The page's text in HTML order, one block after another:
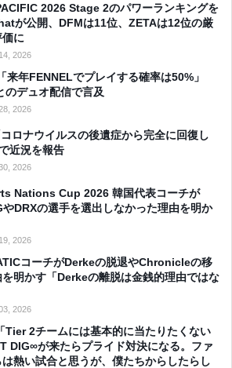
2026 Stage 2のパワーランキングを
が公開、DFMは11位、ZETAは12位の厳
価に
2026
来年FENNELでプレイする確率は50%」
のデュオ配信で言及
2026
ロナウイルスの後遺症から完全に回復し
近況を報告
2026
Nations Cup 2026 韓国代表コーチが
DRXの選手を選出しなかった理由を明か
2026
コーチがDerkeの脱退やChronicleの移
明かす「Derkeの離脱は金銭的理由ではな
2026
Tier 2チームには基本的に当たりたくない
DIG∞が来たらプライド対決になる。ファ
は熱い試合と思うが、僕たちからしたらし